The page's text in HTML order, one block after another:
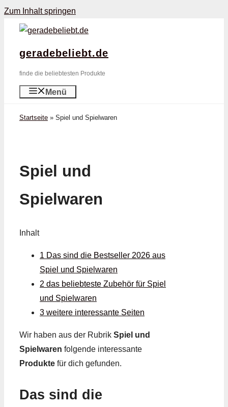
Zum Inhalt springen
geradebeliebt.de
finde die beliebtesten Produkte
Menü
Startseite » Spiel und Spielwaren
Spiel und
Spielwaren
Inhalt
1 Das sind die Bestseller 2026 aus
Spiel und Spielwaren
2 das beliebteste Zubehör für Spiel
und Spielwaren
3 weitere interessante Seiten
Wir haben aus der Rubrik Spiel und
Spielwaren folgende interessante
Produkte für dich gefunden.
Das sind die